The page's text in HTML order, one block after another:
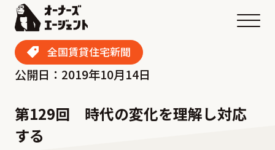
メニ
全国賃貸住宅新聞
公開日：2019年10月14日
第129回 時代の変化を理解し対応
する